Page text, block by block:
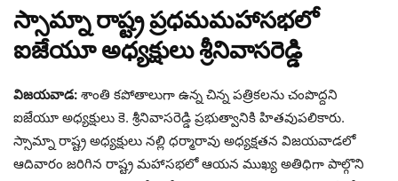
స్సామ్నా రాష్ట్ర ప్రధమమహాసభలో
ఐజేయూ అధ్యక్షులు శ్రీనివాసరెడ్డి
విజయవాడ: శాంతి కపోతాలుగా ఉన్న చిన్న పత్రికలను చంపొద్దని
ఐజేయూ అధ్యక్షులు కె. శ్రీనివాసరెడ్డి ప్రభుత్వానికి హితవుపలికారు.
స్సామ్నా రాష్ట్ర అధ్యక్షులు నల్లి ధర్మారావు అధ్యక్షతన విజయవాడలో
ఆదివారం జరిగిన రాష్ట్ర మహాసభలో ఆయన ముఖ్య అతిధిగా పాల్గొని